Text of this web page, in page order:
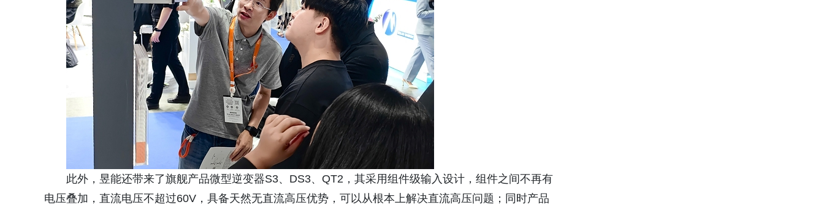
此外，昱能还带来了旗舰产品微型逆变器S3、DS3、QT2，其采用组件级输入设计，组件之间不再有
电压叠加，直流电压不超过60V，具备天然无直流高压优势，可以从根本上解决直流高压问题；同时产品